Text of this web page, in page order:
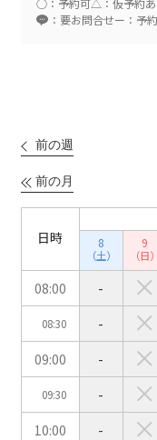
○：予約可△：仮予約あ
：要お問合せー：予
前の週
前の月
日時
8
（土）
9
（日）
08:00 -
08:30
-
09:00
-
09:30
-
10:00
-
受付時間
口の字型
面積